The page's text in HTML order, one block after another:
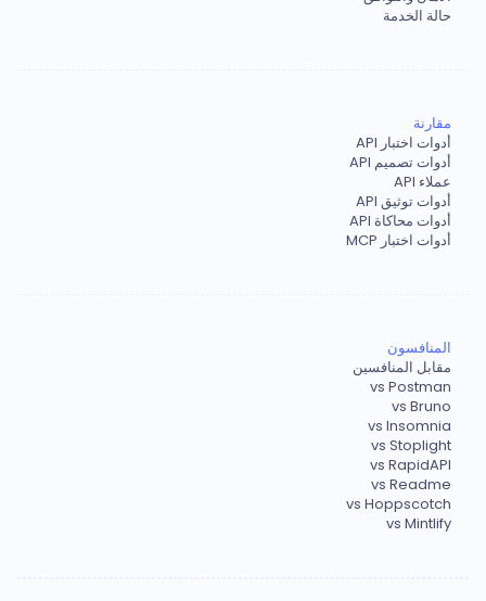
حالة الخدمة
مقارنة
أدوات اختبار API
أدوات تصميم API
عملاء API
أدوات توثيق API
أدوات محاكاة API
أدوات اختبار MCP
المنافسون
مقابل المنافسين
vs Postman
vs Bruno
vs Insomnia
vs Stoplight
vs RapidAPI
vs Readme
vs Hoppscotch
vs Mintlify